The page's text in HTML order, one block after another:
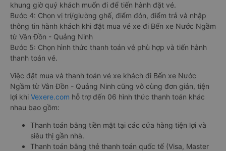
khung giờ quý khách muốn đi để tiến hành đặt vé.
Bước 4: Chọn vị trí/giường ghế, điểm đón, điểm trả và nhập
thông tin hành khách khi đặt mua vé xe đi Bến xe Nước Ngầm
từ Vân Đồn - Quảng Ninh
Bước 5: Chọn hình thức thanh toán vé phù hợp và tiến hành
thanh toán vé.
Việc đặt mua và thanh toán vé xe khách đi Bến xe Nước
Ngầm từ Vân Đồn - Quảng Ninh cũng vô cùng đơn giản, tiện
lợi khi Vexere.com hỗ trợ đến 06 hình thức thanh toán khác
nhau bao gồm:
Thanh toán bằng tiền mặt tại các cửa hàng tiện lợi và
siêu thị gần nhà.
Thanh toán bằng thẻ thanh toán quốc tế (Visa, Master